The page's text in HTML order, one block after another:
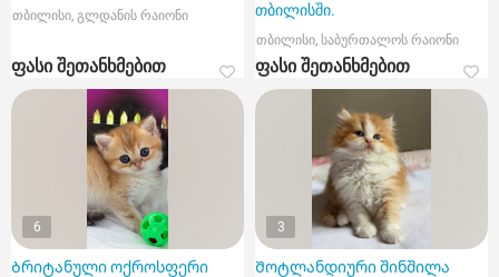
თბილისი, გლდანის რაიონი
ფასი შეთანხმებით
თბილისში.
თბილისი, საბურთალოს რაიონი
ფასი შეთანხმებით
6
Ბრიტანული ოქროსფერი
3
Შოტლანდიური შინშილა